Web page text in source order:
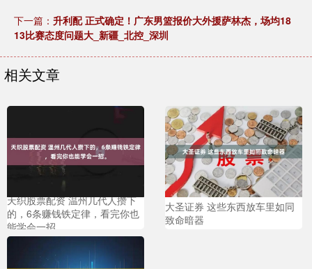
下一篇： 升利配 正式确定！广东男篮报价大外援萨林杰，场均18
13比赛态度问题大_新疆_北控_深圳
相关文章
天织股票配资 温州几代人攒下
的，6条赚钱铁定律，看完你也
能学会一招。
大圣证券 这些东西放车里如同
致命暗器